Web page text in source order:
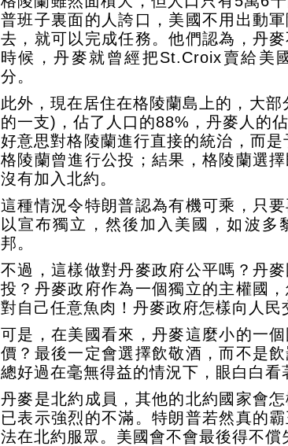
普班子裏面的人誇口，美國不用出動
去，就可以完成任務。他們認為，丹
時候，丹麥就曾經把St.Croix賣給美
分。
此外，現在居住在格陵蘭島上的，大
的一支)，佔了人口的88%，丹麥人的
好意思對格陵蘭進行直接的統治，而是
格陵蘭曾進行公投；結果，格陵蘭選
沒有加入北約。
這種情況令特朗普認為有機可乘，只
以宣布獨立，然後加入美國，如波多
邦。
不過，這樣做對丹麥政府公平嗎？丹
投？丹麥政府作為一個獨立的主權國
對自己任意魚肉！丹麥政府怎樣向人民
可是，在美國看來，丹麥這麼小的一
價？最後一定會選擇飲敬酒，而不是
總好過在毫無得益的情況下，眼白白看
丹麥是北約成員，其他的北約國家會
已表示強烈的不滿。特朗普若然真的
法在北約服眾。美國會不會最後得不償